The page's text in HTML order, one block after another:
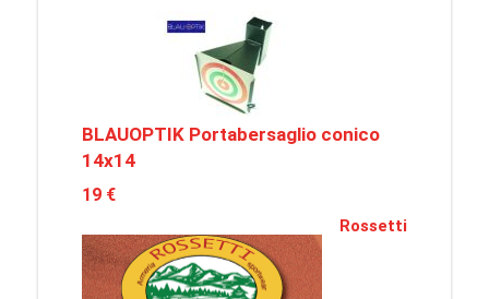
BLAUOPTIK Portabersaglio conico
14x14
19 €
Rossetti